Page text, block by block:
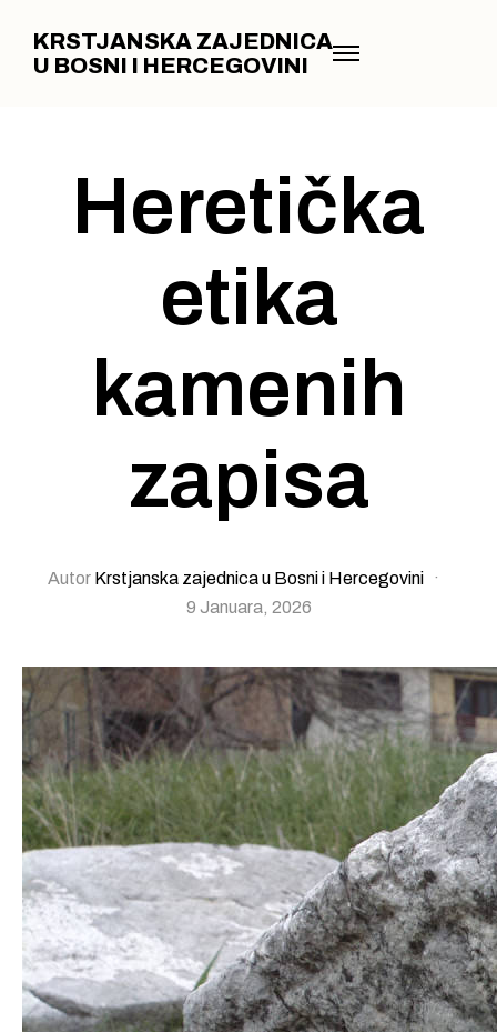
KRSTJANSKA ZAJEDNICA
U BOSNI I HERCEGOVINI
Heretička
etika
kamenih
zapisa
Autor Krstjanska zajednica u Bosni i Hercegovini ·
9 Januara, 2026